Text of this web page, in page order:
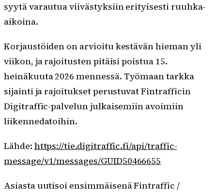
syytä varautua viivästyksiin erityisesti ruuhka-
aikoina.
Korjaustöiden on arvioitu kestävän hieman yli
viikon, ja rajoitusten pitäisi poistua 15.
heinäkuuta 2026 mennessä. Työmaan tarkka
sijainti ja rajoitukset perustuvat Fintrafficin
Digitraffic-palvelun julkaisemiin avoimiin
liikennedatoihin.
Lähde: https://tie.digitraffic.fi/api/traffic-
message/v1/messages/GUID50466655
Asiasta uutisoi ensimmäisenä Fintraffic /